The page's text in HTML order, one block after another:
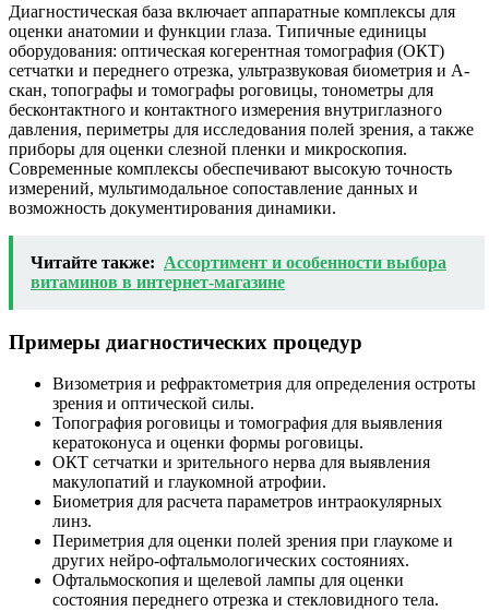
Диагностическая база включает аппаратные комплексы для
оценки анатомии и функции глаза. Типичные единицы
оборудования: оптическая когерентная томография (ОКТ)
сетчатки и переднего отрезка, ультразвуковая биометрия и А-
скан, топографы и томографы роговицы, тонометры для
бесконтактного и контактного измерения внутриглазного
давления, периметры для исследования полей зрения, а также
приборы для оценки слезной пленки и микроскопия.
Современные комплексы обеспечивают высокую точность
измерений, мультимодальное сопоставление данных и
возможность документирования динамики.
Читайте также: Ассортимент и особенности выбора
витаминов в интернет-магазине
Примеры диагностических процедур
Визометрия и рефрактометрия для определения остроты
зрения и оптической силы.
Топография роговицы и томография для выявления
кератоконуса и оценки формы роговицы.
ОКТ сетчатки и зрительного нерва для выявления
макулопатий и глаукомной атрофии.
Биометрия для расчета параметров интраокулярных
линз.
Периметрия для оценки полей зрения при глаукоме и
других нейро-офтальмологических состояниях.
Офтальмоскопия и щелевой лампы для оценки
состояния переднего отрезка и стекловидного тела.